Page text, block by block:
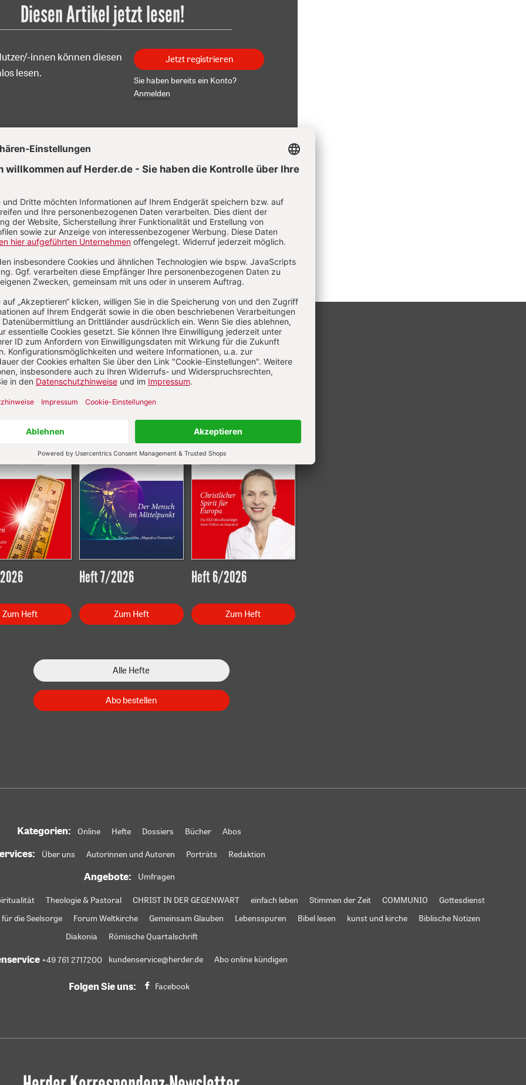
Diesen Artikel jetzt lesen!
innen können diesen
lesen.
Jetzt registrieren
Sie haben bereits ein Konto?
Anmelden
(geb. 1955) ist seit 1996 Professor für Philosophische
der Theologie an der Katholisch-Theologischen Fakultät der
Münster.
Aktuelle Hefte
Zum Heft
Heft 7/2026
Zum Heft
Heft 6/2026
Zum Heft
Alle Hefte
Abo bestellen
Kategorien: Online Hefte Dossiers Bücher Abos
Über uns Autorinnen und Autoren Porträts Redaktion
Angebote: Umfragen
Theologie & Pastoral CHRIST IN DER GEGENWART einfach leben Stimmen der Zeit COMMUNIO
Gottesdienst
die Seelsorge Forum Weltkirche Gemeinsam Glauben Lebensspuren Bibel lesen kunst und kirche
Biblische Notizen
Diakonia
Römische Quartalschrift
+49 761 2717200 kundenservice@herder.de Abo online kündigen
Folgen Sie uns: Facebook